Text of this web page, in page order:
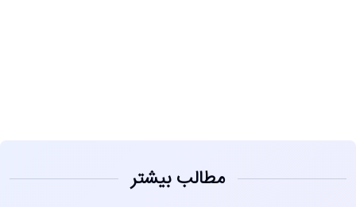
مطالب بیشتر